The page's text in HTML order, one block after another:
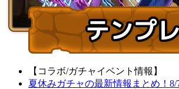
【コラボ/ガチャイベント情報】
夏休みガチャの最新情報まとめ！8/